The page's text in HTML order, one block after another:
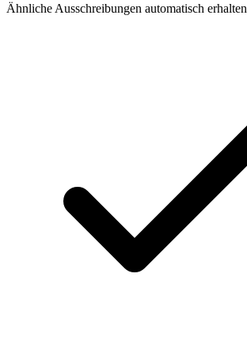
Ähnliche Ausschreibungen automatisch erhalten